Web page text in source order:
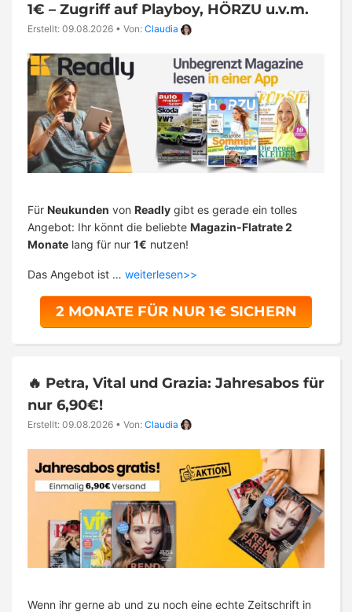
1€ – Zugriff auf Playboy, HÖRZU u.v.m.
Erstellt: 09.08.2026 • Von: Claudia
Für Neukunden von Readly gibt es gerade ein tolles
Angebot: Ihr könnt die beliebte Magazin-Flatrate 2
Monate lang für nur 1€ nutzen!
Das Angebot ist … weiterlesen>>
2 MONATE FÜR NUR 1€ SICHERN
🔥 Petra, Vital und Grazia: Jahresabos für
nur 6,90€!
Erstellt: 09.08.2026 • Von: Claudia
Wenn ihr gerne ab und zu noch eine echte Zeitschrift in